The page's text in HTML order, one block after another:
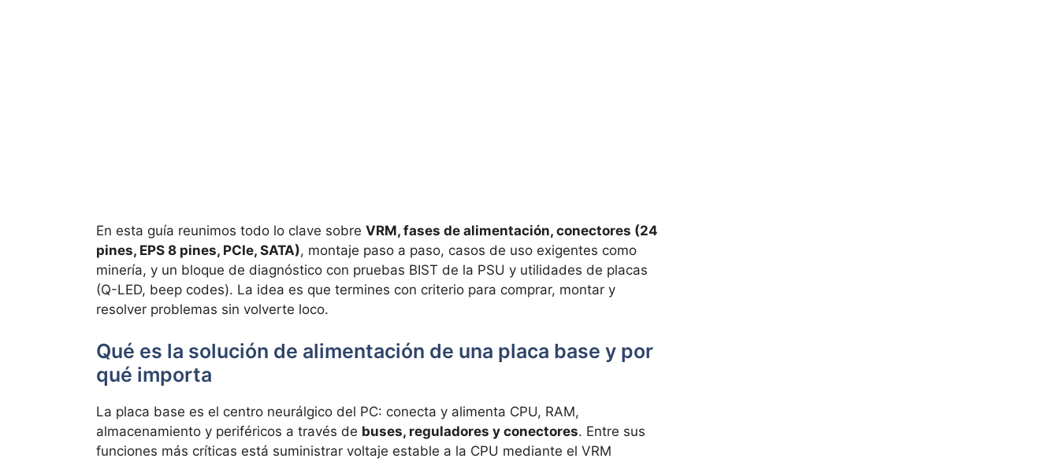
En esta guía reunimos todo lo clave sobre VRM, fases de alimentación, conectores (24
pines, EPS 8 pines, PCIe, SATA), montaje paso a paso, casos de uso exigentes como
minería, y un bloque de diagnóstico con pruebas BIST de la PSU y utilidades de placas
(Q-LED, beep codes). La idea es que termines con criterio para comprar, montar y
resolver problemas sin volverte loco.
Qué es la solución de alimentación de una placa base y por
qué importa
La placa base es el centro neurálgico del PC: conecta y alimenta CPU, RAM,
almacenamiento y periféricos a través de buses, reguladores y conectores. Entre sus
funciones más críticas está suministrar voltaje estable a la CPU mediante el VRM